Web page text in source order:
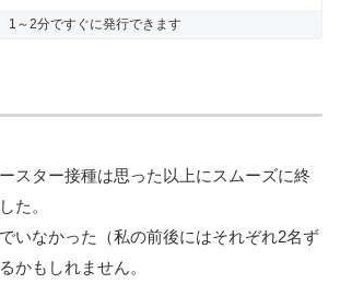
1～2分ですぐに発行できます
スター接種は思った以上にスムーズに終
た。
いなかった（私の前後にはそれぞれ2名ず
かもしれません。